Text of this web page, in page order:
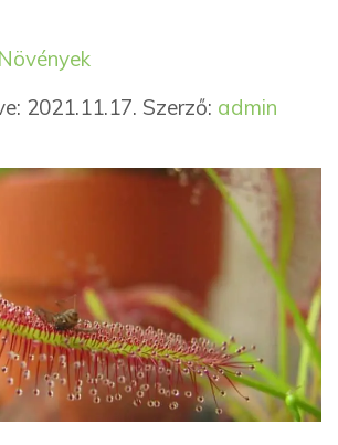
NövényekCímkék
2021.11.17. Szerző: admin